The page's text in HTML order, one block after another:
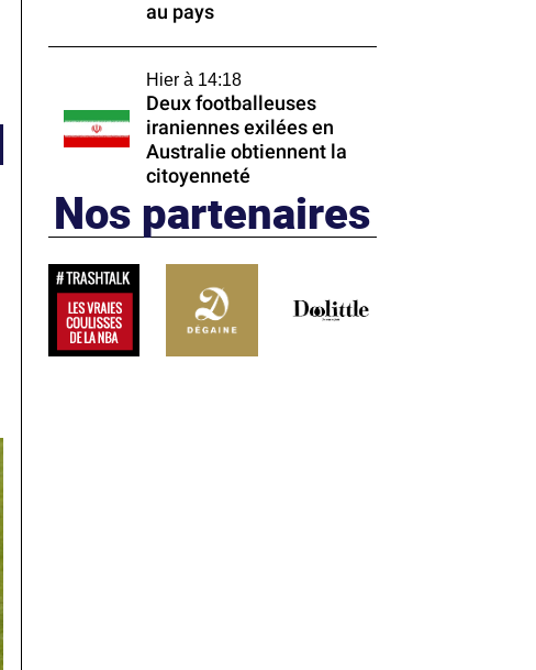
au pays
Hier à 14:18
Deux footballeuses
iraniennes exilées en
Australie obtiennent la
citoyenneté
Nos partenaires